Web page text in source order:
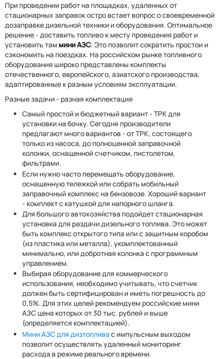
При проведении работ на площадках, удаленных от
стационарных заправок остро встает вопрос о своевременной
дозаправке дизельной техники и оборудования. Оптимальное
решение - доставить топливо к месту проведения работ и
установить там мини АЗС. Это позволит сократить простои и
сэкономить на поездках. На российском рынке топливного
оборудования широко представлены комплекты
отечественного, европейского, азиатского производства,
адаптированные к разным условиям эксплуатации.
Разные задачи - разная комплектация
Самый простой и бюджетный вариант - ТРК для
установки на бочку. Сегодня производители
предлагают много вариантов - от ТРК, состоящего
только из насоса, до полноценной заправочной
колонки, оснащенной счетчиком, пистолетом,
фильтрами.
Если нужно часто перемещать оборудование,
оснащенную тележкой или собрать мобильный
заправочный комплекс на бензовозе. Хороший вариант
- комплект с катушкой для напорного шланга.
Для большого автохозяйства подойдет стационарная
установка для раздачи дизельного топлива. Это может
быть комплекс открытого типа или с защитным коробом
(из пластика или металла), укомплектованный
минимально, или добротная колонка с программным
управлением.
Выбирая оборудование для коммерческого
использования, необходимо учитывать, что счетчик
должен быть сертифицирован и иметь погрешность до
0,5%. Для этих целей рекомендуем российские мини
АЗС цена которых от 30 тыс. рублей и выше
(определяется комплектацией).
Мини АЗС для дизтоплива с импульсным выходом
позволит осуществлять удаленный мониторинг
расхода в режиме реального времени.